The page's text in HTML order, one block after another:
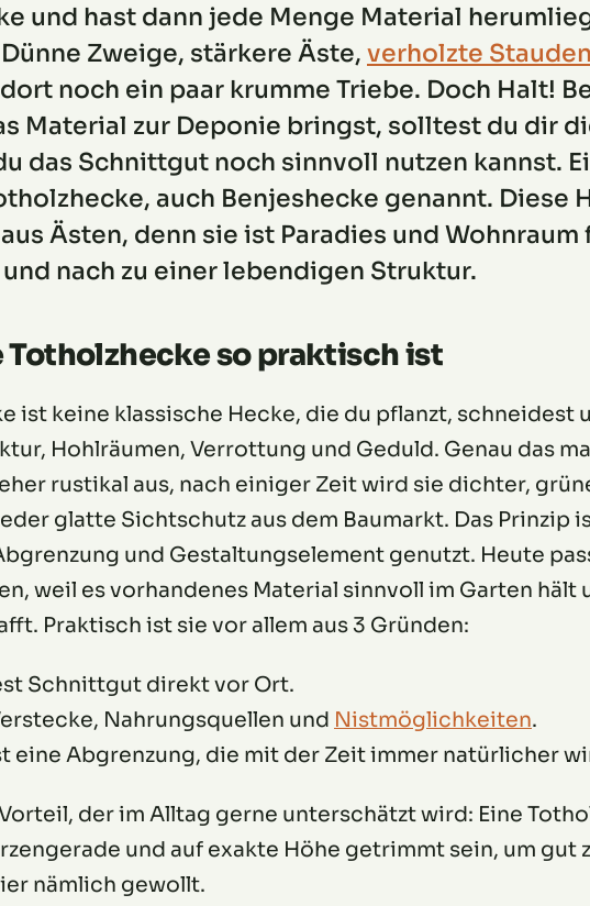
und hast dann jede Menge Material
Zweige, stärkere Äste, verholzte
noch ein paar krumme Triebe. Doch Halt!
Material zur Deponie bringst, solltest du dir
das Schnittgut noch sinnvoll nutzen kannst.
auch Benjeshecke genannt. Diese
Ästen, denn sie ist Paradies und
nach zu einer lebendigen Struktur.
Totholzhecke so praktisch ist
ist keine klassische Hecke, die du pflanzt, schneidest
Hohlräumen, Verrottung und Geduld. Genau das
rustikal aus, nach einiger Zeit wird sie dichter,
glatte Sichtschutz aus dem Baumarkt. Das Prinzip
und Gestaltungselement genutzt. Heute
weil es vorhandenes Material sinnvoll im Garten hält
Praktisch ist sie vor allem aus 3 Gründen:
Schnittgut direkt vor Ort.
Nahrungsquellen und Nistmöglichkeiten.
eine Abgrenzung, die mit der Zeit immer natürlicher
der im Alltag gerne unterschätzt wird: Eine
und auf exakte Höhe getrimmt sein, um gut
nämlich gewollt.